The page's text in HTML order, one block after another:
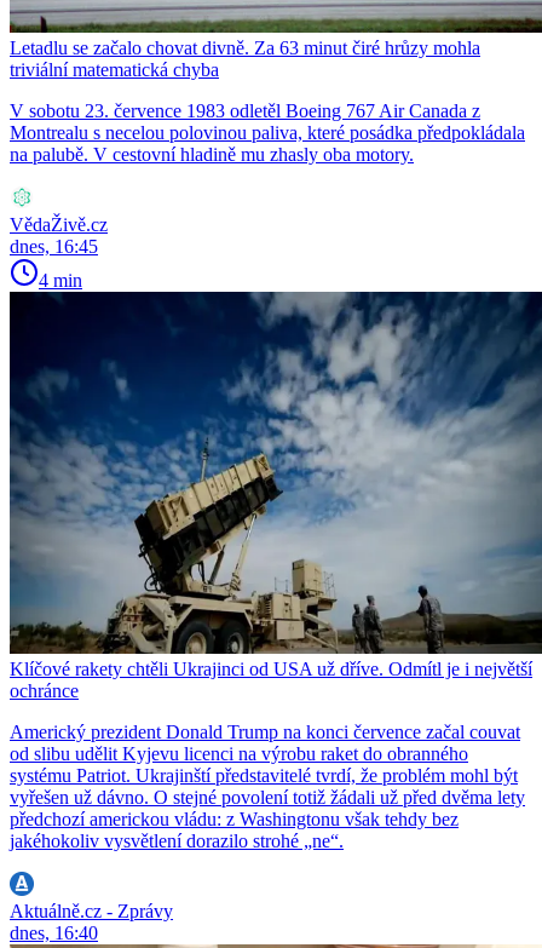
Letadlu se začalo chovat divně. Za 63 minut čiré hrůzy mohla
triviální matematická chyba
V sobotu 23. července 1983 odletěl Boeing 767 Air Canada z
Montrealu s necelou polovinou paliva, které posádka předpokládala
na palubě. V cestovní hladině mu zhasly oba motory.
VědaŽivě.cz
dnes, 16:45
4 min
Klíčové rakety chtěli Ukrajinci od USA už dříve. Odmítl je i největší
ochránce
Americký prezident Donald Trump na konci července začal couvat
od slibu udělit Kyjevu licenci na výrobu raket do obranného
systému Patriot. Ukrajinští představitelé tvrdí, že problém mohl být
vyřešen už dávno. O stejné povolení totiž žádali už před dvěma lety
předchozí americkou vládu: z Washingtonu však tehdy bez
jakéhokoliv vysvětlení dorazilo strohé „ne“.
Aktuálně.cz - Zprávy
dnes, 16:40